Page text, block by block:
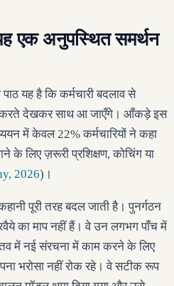
एक अनुपस्थित समर्थन
यह है कि कर्मचारी बदलाव से
करते देखकर साथ आ जाएँगे। आँकड़े इस
में केवल 22% कर्मचारियों ने कहा
के लिए ज़रूरी प्रशिक्षण, कोचिंग या
2026)।
पूरी तरह बदल जाती है। पुनर्गठन
का माप नहीं हैं। वे उन लगभग पाँच में
में नई संरचना में काम करने के लिए
भरोसा नहीं रोक रहे। वे सटीक रूप